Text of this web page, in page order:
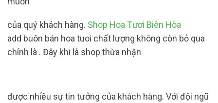
của quý khách hàng. Shop Hoa Tươi Biên Hòa
add buôn bán hoa tuoi chất lượng không còn bỏ qua
chính là . Đây khi là shop thừa nhận
được nhiều sự tin tưởng của khách hàng. Với đội ngũ